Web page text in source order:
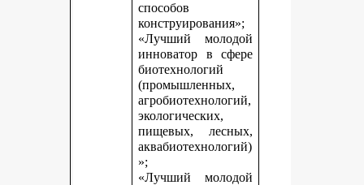
способов
конструирования»;
«Лучший молодой
инноватор в сфере
биотехнологий
(промышленных,
агробиотехнологий,
экологических,
пищевых, лесных,
аквабиотехнологий)
»;
«Лучший молодой